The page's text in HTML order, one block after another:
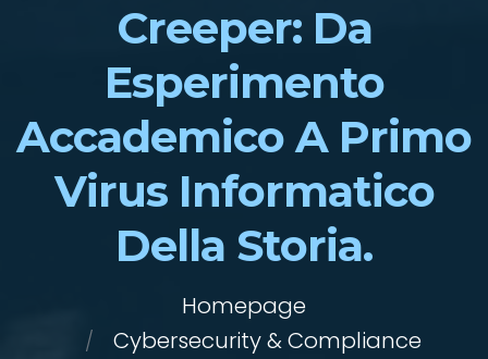
Creeper: Da
Esperimento
Accademico A Primo
Virus Informatico
Della Storia.
Homepage
Cybersecurity & Compliance